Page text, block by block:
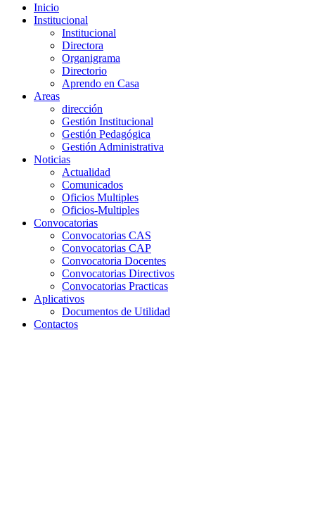
Inicio
Institucional
Institucional
Directora
Organigrama
Directorio
Aprendo en Casa
Areas
dirección
Gestión Institucional
Gestión Pedagógica
Gestión Administrativa
Noticias
Actualidad
Comunicados
Oficios Multiples
Oficios-Multiples
Convocatorias
Convocatorias CAS
Convocatorias CAP
Convocatoria Docentes
Convocatorias Directivos
Convocatorias Practicas
Aplicativos
Documentos de Utilidad
Contactos